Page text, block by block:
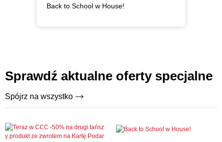
Back to School w House!
Sprawdź aktualne oferty specjalne
Spójrz na wszystko